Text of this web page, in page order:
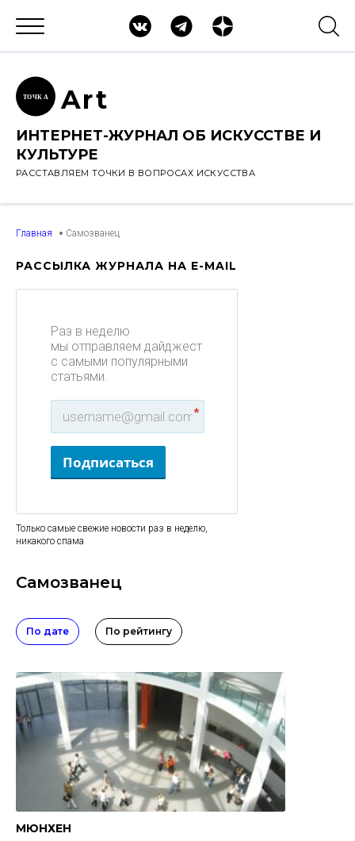
ТОЧК А Art
ИНТЕРНЕТ-ЖУРНАЛ ОБ ИСКУССТВЕ И
КУЛЬТУРЕ
РАССТАВЛЯЕМ ТОЧКИ В ВОПРОСАХ ИСКУССТВА
Главная Самозванец
РАССЫЛКА ЖУРНАЛА НА E-MAIL
Раз в неделю
мы отправляем дайджест
с самыми популярными
статьями.
*
Подписаться
Только самые свежие новости раз в неделю,
никакого спама
Самозванец
По дате По рейтингу
МЮНХЕН